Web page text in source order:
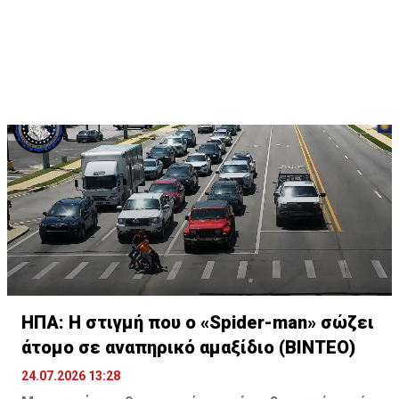
ΗΠΑ: Η στιγμή που ο «Spider-man» σώζει
άτομο σε αναπηρικό αμαξίδιο (ΒΙΝΤΕΟ)
24.07.2026 13:28